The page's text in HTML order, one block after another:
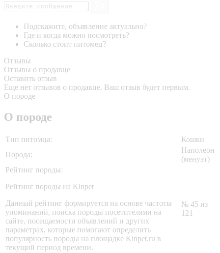
Подскажите, объявление актуально?
Где и когда можно посмотреть?
Сколько стоит питомец?
Отзывы
Отзывы о продавце
Оставить отзыв
Еще нет отзывов о продавце. Ваш отзыв будет первым.
О породе
О породе
Тип питомца:
Кошки
Порода:
Наполеон
(менуэт)
Рейтинг породы:
Рейтинг породы на Kinpet
Данный рейтинг формируется на основе частоты
упоминаний, поиска породы посетителями на
сайте, посещаемости объявлений и других
параметрах, которые помогают определить
популярность породы на площадке Kinpet.ru в
текущий период времени.
№ 45 из
121